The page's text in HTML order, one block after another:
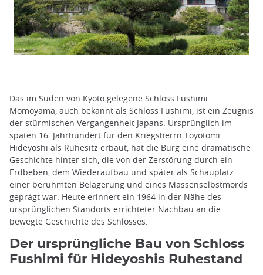
Das im Süden von Kyoto gelegene Schloss Fushimi
Momoyama, auch bekannt als Schloss Fushimi, ist ein Zeugnis
der stürmischen Vergangenheit Japans. Ursprünglich im
späten 16. Jahrhundert für den Kriegsherrn Toyotomi
Hideyoshi als Ruhesitz erbaut, hat die Burg eine dramatische
Geschichte hinter sich, die von der Zerstörung durch ein
Erdbeben, dem Wiederaufbau und später als Schauplatz
einer berühmten Belagerung und eines Massenselbstmords
geprägt war. Heute erinnert ein 1964 in der Nähe des
ursprünglichen Standorts errichteter Nachbau an die
bewegte Geschichte des Schlosses.
Der ursprüngliche Bau von Schloss
Fushimi für Hideyoshis Ruhestand